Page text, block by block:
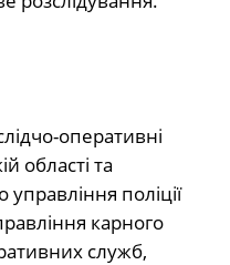
оперативні
області та
поліції
карного
служб,